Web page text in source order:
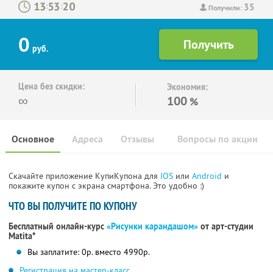
Получили: 35
: :
0 руб.
Цена без скидки:
∞
Экономия:
100 %
Основное Отзывы Вопросы по акции
Адреса
Скачайте приложение КупиКупона для IOS или Android и
покажите купон с экрана смартфона. Это удобно :)
ЧТО ВЫ ПОЛУЧИТЕ ПО КУПОНУ
Бесплатный онлайн-курс «Рисунки карандашом» от арт-студии
Matita*
Вы заплатите: 0р. вместо 4990р.